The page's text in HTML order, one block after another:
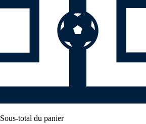
Sous-total du panier